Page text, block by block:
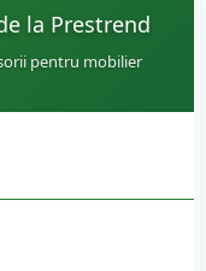
la Prestrend
pentru mobilier